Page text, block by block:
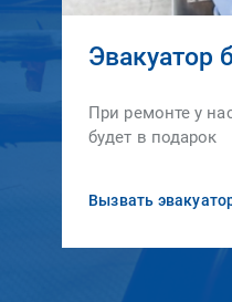
Эвакуатор
При ремонте у
будет в подарок
Вызвать